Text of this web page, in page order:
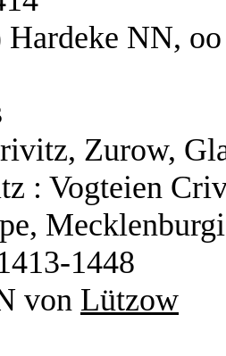
Hardeke NN,
Zurow,
: Vogteien
1448
von Lützow